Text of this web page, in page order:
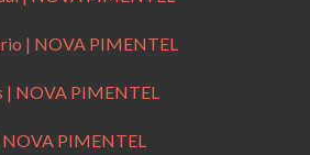
| NOVA PIMENTEL
| NOVA PIMENTEL
PIMENTEL